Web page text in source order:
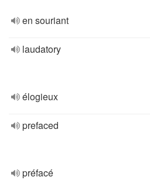
en souriant
laudatory
élogieux
prefaced
préfacé